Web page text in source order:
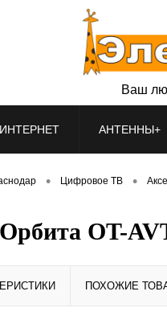
Ваш
ИНТЕРНЕТ АНТЕННЫ+
• Цифровое ТВ •
OT-
ПОХОЖИЕ